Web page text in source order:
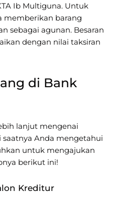
Ib Multiguna. Untuk
memberikan barang
sebagai agunan. Besaran
dengan nilai taksiran
di Bank
lanjut mengenai
Anda mengetahui
untuk mengajukan
berikut ini!
Kreditur